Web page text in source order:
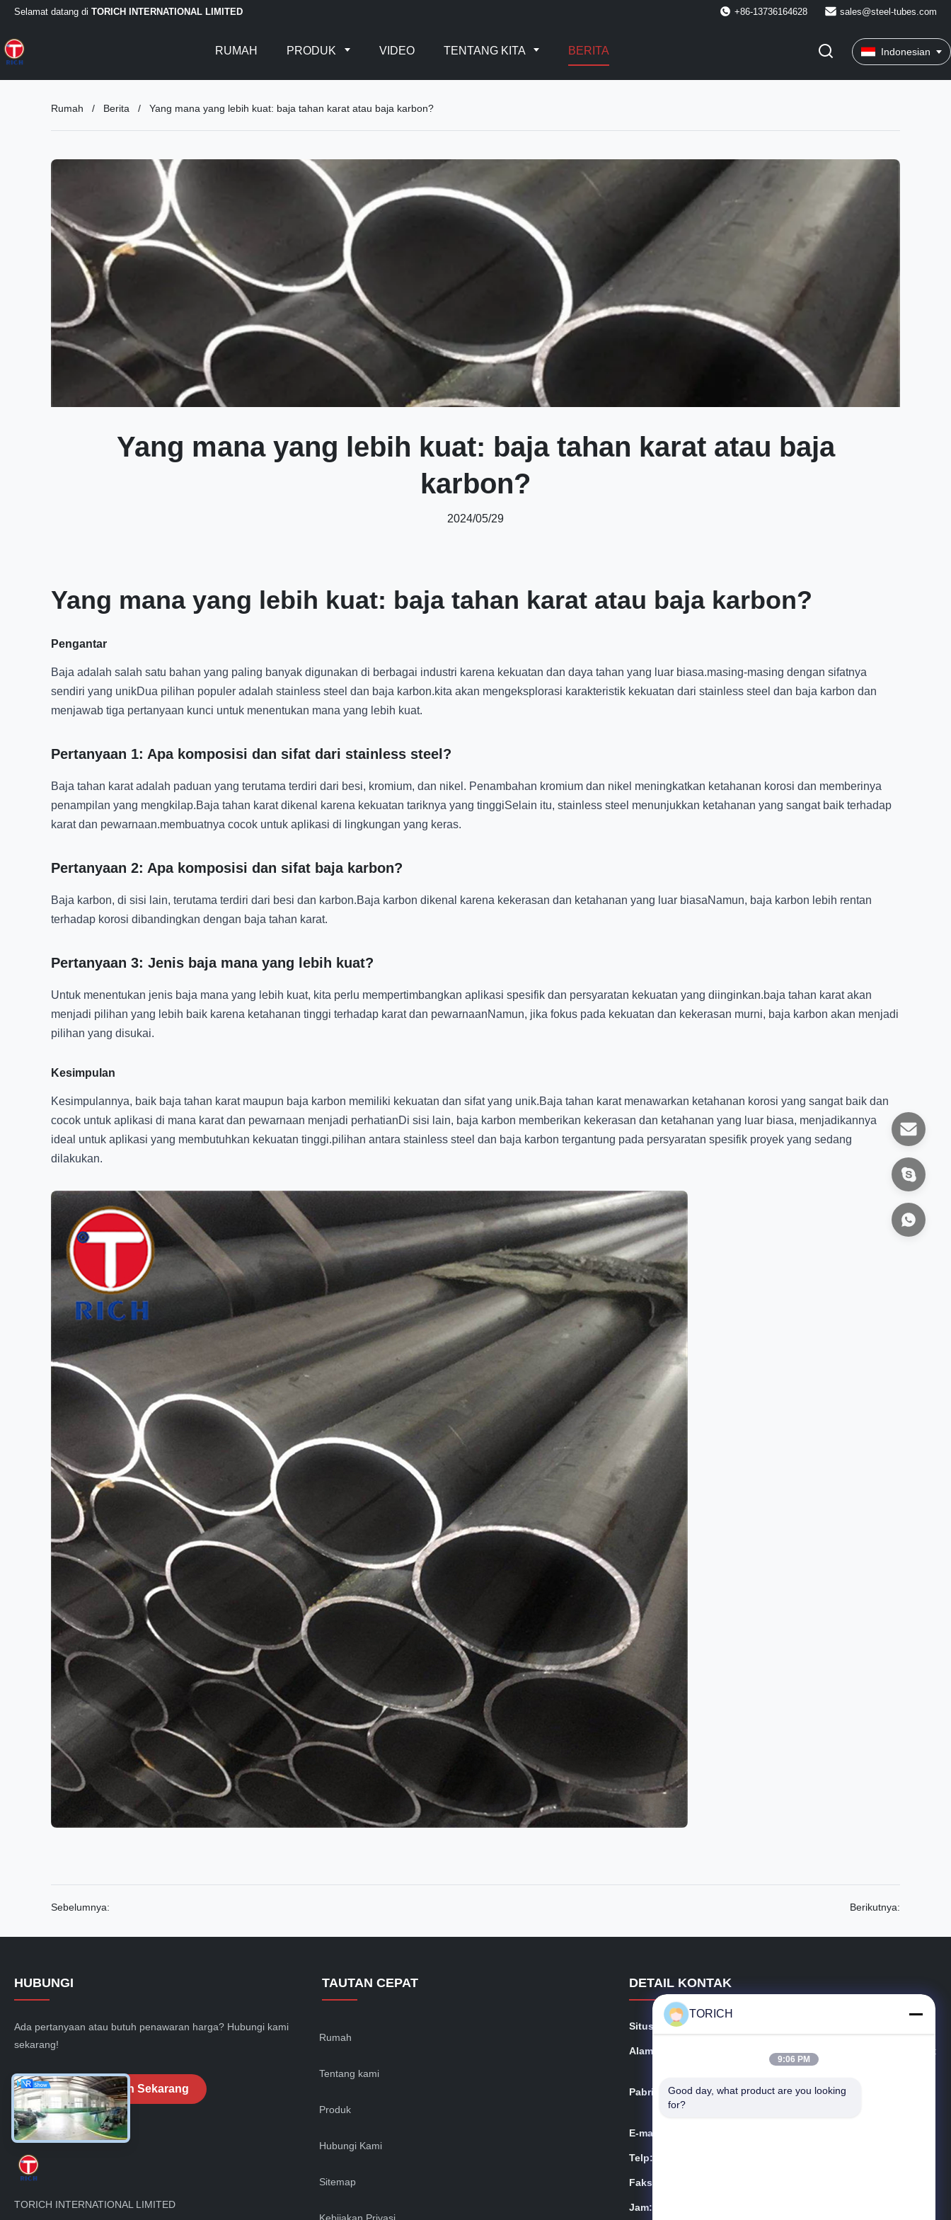
Selamat datang di TORICH INTERNATIONAL LIMITED +86-13736164628 sales@steel-tubes.com
RUMAH PRODUK VIDEO TENTANG KITA BERITA Indonesian
Rumah / Berita / Yang mana yang lebih kuat: baja tahan karat atau baja karbon?
Yang mana yang lebih kuat: baja tahan karat atau baja
karbon?
2024/05/29
Yang mana yang lebih kuat: baja tahan karat atau baja karbon?
Pengantar
Baja adalah salah satu bahan yang paling banyak digunakan di berbagai industri karena kekuatan dan daya tahan yang luar biasa.masing-masing dengan sifatnya
sendiri yang unikDua pilihan populer adalah stainless steel dan baja karbon.kita akan mengeksplorasi karakteristik kekuatan dari stainless steel dan baja karbon dan
menjawab tiga pertanyaan kunci untuk menentukan mana yang lebih kuat.
Pertanyaan 1: Apa komposisi dan sifat dari stainless steel?
Baja tahan karat adalah paduan yang terutama terdiri dari besi, kromium, dan nikel. Penambahan kromium dan nikel meningkatkan ketahanan korosi dan memberinya
penampilan yang mengkilap.Baja tahan karat dikenal karena kekuatan tariknya yang tinggiSelain itu, stainless steel menunjukkan ketahanan yang sangat baik terhadap
karat dan pewarnaan.membuatnya cocok untuk aplikasi di lingkungan yang keras.
Pertanyaan 2: Apa komposisi dan sifat baja karbon?
Baja karbon, di sisi lain, terutama terdiri dari besi dan karbon.Baja karbon dikenal karena kekerasan dan ketahanan yang luar biasaNamun, baja karbon lebih rentan
terhadap korosi dibandingkan dengan baja tahan karat.
Pertanyaan 3: Jenis baja mana yang lebih kuat?
Untuk menentukan jenis baja mana yang lebih kuat, kita perlu mempertimbangkan aplikasi spesifik dan persyaratan kekuatan yang diinginkan.baja tahan karat akan
menjadi pilihan yang lebih baik karena ketahanan tinggi terhadap karat dan pewarnaanNamun, jika fokus pada kekuatan dan kekerasan murni, baja karbon akan menjadi
pilihan yang disukai.
Kesimpulan
Kesimpulannya, baik baja tahan karat maupun baja karbon memiliki kekuatan dan sifat yang unik.Baja tahan karat menawarkan ketahanan korosi yang sangat baik dan
cocok untuk aplikasi di mana karat dan pewarnaan menjadi perhatianDi sisi lain, baja karbon memberikan kekerasan dan ketahanan yang luar biasa, menjadikannya
ideal untuk aplikasi yang membutuhkan kekuatan tinggi.pilihan antara stainless steel dan baja karbon tergantung pada persyaratan spesifik proyek yang sedang
dilakukan.
Sebelumnya: Berikutnya:
HUBUNGI
Ada pertanyaan atau butuh penawaran harga? Hubungi kami
sekarang!
Ajukan Pertanyaan Sekarang
TORICH INTERNATIONAL LIMITED
TAUTAN CEPAT
Rumah
Tentang kami
Produk
Hubungi Kami
Sitemap
DETAIL KONTAK
Situs web:
Alamat:
Suite 1604-3, Hongan Plaza, #258 Jalan Die Yuan, Dist
rik Yinzhou, Kota Ningbo, Cina
Pabrik:
Zona Pengembangan Daqiao Haiyan, Provinsi Zhejian
E-mail:
Telp:
Faks:
Jam:
TORICH
9:06 PM
Good day, what product are you looking
for?